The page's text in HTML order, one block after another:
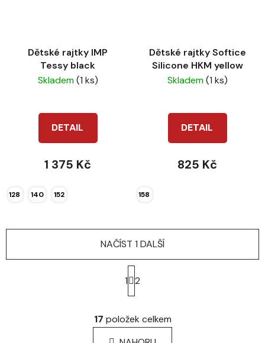
Dětské rajtky IMP
Tessy black
Skladem(1 ks)
DETAIL
1 375 Kč
128 140 152
Dětské rajtky Softice
Silicone HKM yellow
Skladem(1 ks)
DETAIL
825 Kč
158
O
v
l
á
NAČÍST 1 DALŠÍ
S
t
r
á
k
o
1 2
17 položek celkem